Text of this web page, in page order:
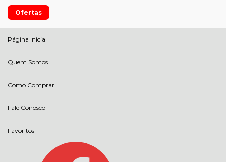
Ofertas
Página Inicial
Quem Somos
Como Comprar
Fale Conosco
Favoritos